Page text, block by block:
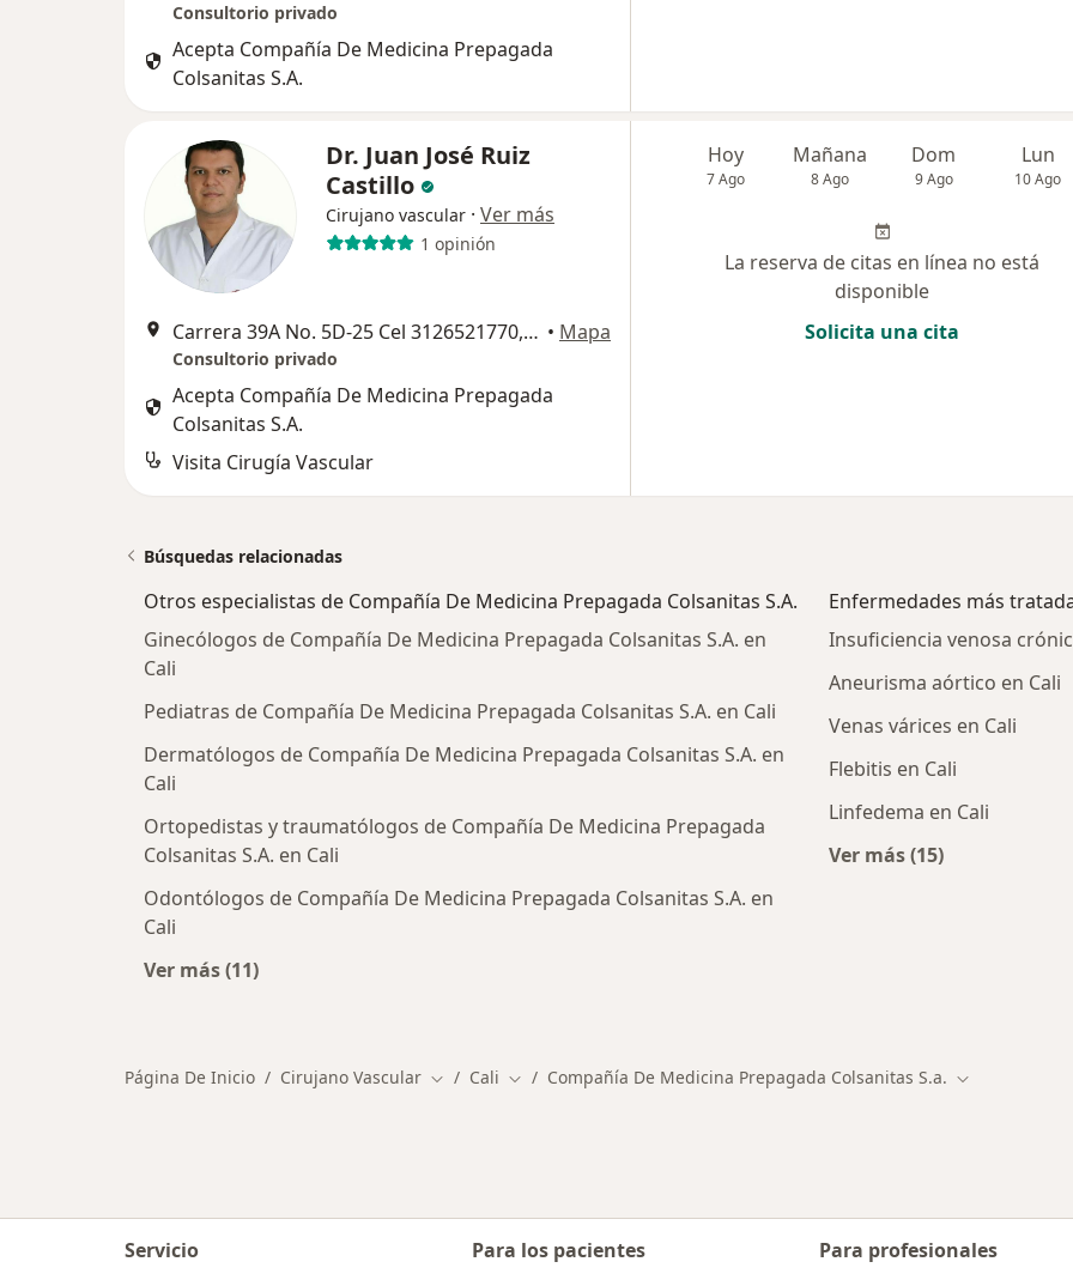
Consultorio privado
Acepta Compañía De Medicina Prepagada
Colsanitas S.A.
Dr. Juan José Ruiz
Castillo
Cirujano vascular · Ver más
1 opinión
Carrera 39A No. 5D-25 Cel 3126521770, Cali • Mapa
Consultorio privado
Acepta Compañía De Medicina Prepagada
Colsanitas S.A.
Visita Cirugía Vascular
Hoy
7 Ago
Mañana
8 Ago
Dom
9 Ago
Lun
10 Ago
La reserva de citas en línea no está
disponible
Solicita una cita
Búsquedas relacionadas
Otros especialistas de Compañía De Medicina Prepagada Colsanitas S.A.
Ginecólogos de Compañía De Medicina Prepagada Colsanitas S.A. en
Cali
Pediatras de Compañía De Medicina Prepagada Colsanitas S.A. en Cali
Dermatólogos de Compañía De Medicina Prepagada Colsanitas S.A. en
Cali
Ortopedistas y traumatólogos de Compañía De Medicina Prepagada
Colsanitas S.A. en Cali
Odontólogos de Compañía De Medicina Prepagada Colsanitas S.A. en
Cali
Ver más (11)
Enfermedades más
Insuficiencia venosa
Aneurisma aórtico en Cali
Venas várices en Cali
Flebitis en Cali
Linfedema en Cali
Ver más (15)
Página De Inicio Cirujano Vascular Cambiar de ciudad
Cali Cambiar de ciudad
Compañía De Medicina Prepagada Colsanitas S.a. Cambiar de
Servicio
Para los pacientes
Para profesionales